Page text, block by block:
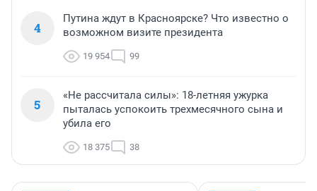
4
Путина ждут в Красноярске? Что известно о
возможном визите президента
19 954 99
5
«Не рассчитала силы»: 18-летняя ужурка
пыталась успокоить трехмесячного сына и
убила его
18 375 38